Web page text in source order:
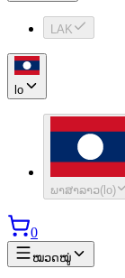
LAK
lo
ພາສາລາວ( lo)
0
ໝວດໝູ່